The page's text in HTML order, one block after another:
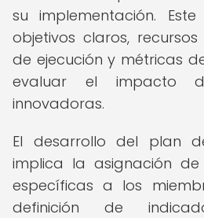
su implementación.
objetivos claros,
de ejecución y métricas
evaluar el impacto
innovadoras.
El desarrollo del plan
implica la asignación de
específicas a los
definición de